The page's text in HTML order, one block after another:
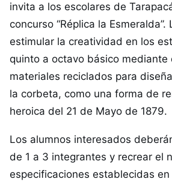
invita a los escolares de
concurso “Réplica la
estimular la creatividad en los
quinto a octavo básico mediante
materiales reciclados para
la corbeta, como una forma de
heroica del 21 de Mayo de 1879.
Los alumnos interesados
de 1 a 3 integrantes y recrear el
especificaciones establecidas